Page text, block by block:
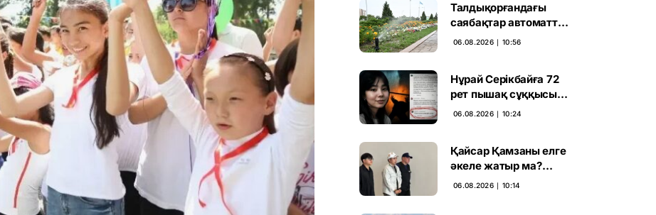
Талдықорғандағы
саябақтар автоматты
жүйемен суарылады
06.08.2026 ∣ 10:56
Нұрай Серікбайға 72
рет пышақ сұққысы
келгенін жазған адам
06.08.2026 ∣ 10:24
Қайсар Қамзаны елге
әкеле жатыр ма?
Атышулы Блогер
06.08.2026 ∣ 10:14